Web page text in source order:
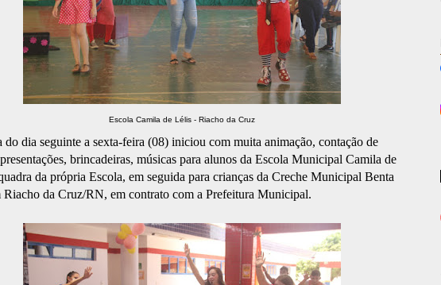
Escola Camila de Lélis - Riacho da Cruz
do dia seguinte a sexta-feira (08) iniciou com muita animação, contação de
brincadeiras, músicas para alunos da Escola Municipal Camila de
da própria Escola, em seguida para crianças da Creche Municipal Benta
Riacho da Cruz/RN, em contrato com a Prefeitura Municipal.